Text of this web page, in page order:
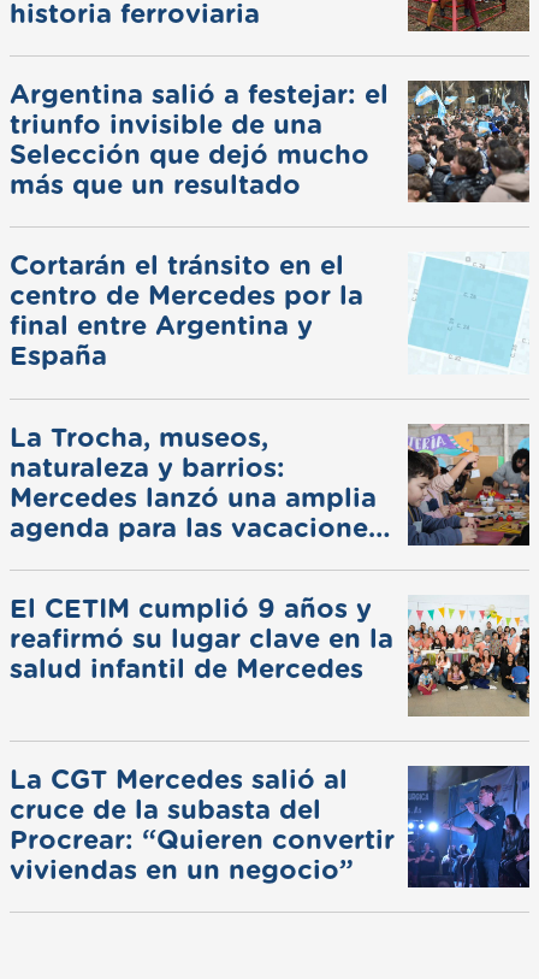
historia ferroviaria
Argentina salió a festejar: el
triunfo invisible de una
Selección que dejó mucho
más que un resultado
Cortarán el tránsito en el
centro de Mercedes por la
final entre Argentina y
España
La Trocha, museos,
naturaleza y barrios:
Mercedes lanzó una amplia
agenda para las vacaciones
El CETIM cumplió 9 años y
reafirmó su lugar clave en la
salud infantil de Mercedes
La CGT Mercedes salió al
cruce de la subasta del
Procrear: “Quieren convertir
viviendas en un negocio”